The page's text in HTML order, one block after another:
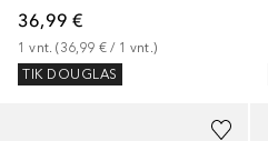
36,99 €
1 vnt. (36,99 € / 1 vnt.)
TIK DOUGLAS
+1